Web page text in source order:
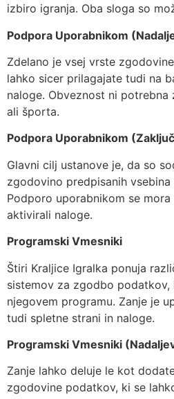
izbiro igranja. Oba sloga so
Podpora Uporabnikom
Zdelano je vsej vrste
lahko sicer prilagajate tudi na
naloge. Obveznost ni
ali športa.
Podpora Uporabnikom
Glavni cilj ustanove je, da so
zgodovino predpisanih
Podporo uporabnikom se
aktivirali naloge.
Programski Vmesniki
Štiri Kraljice Igralka ponuja
sistemov za zgodbo
njegovem programu. Zanje je
tudi spletne strani in naloge.
Programski Vmesniki
Zanje lahko deluje le kot
zgodovine podatkov, ki se